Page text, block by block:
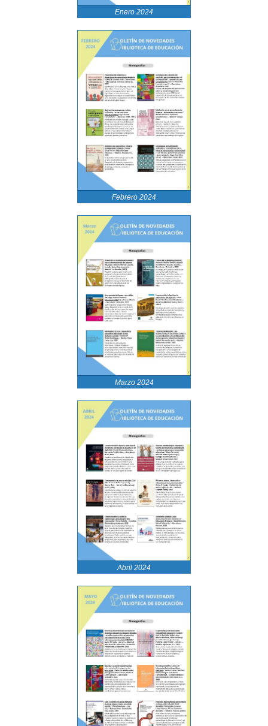
Enero 2024
Febrero 2024
Marzo 2024
Abril 2024